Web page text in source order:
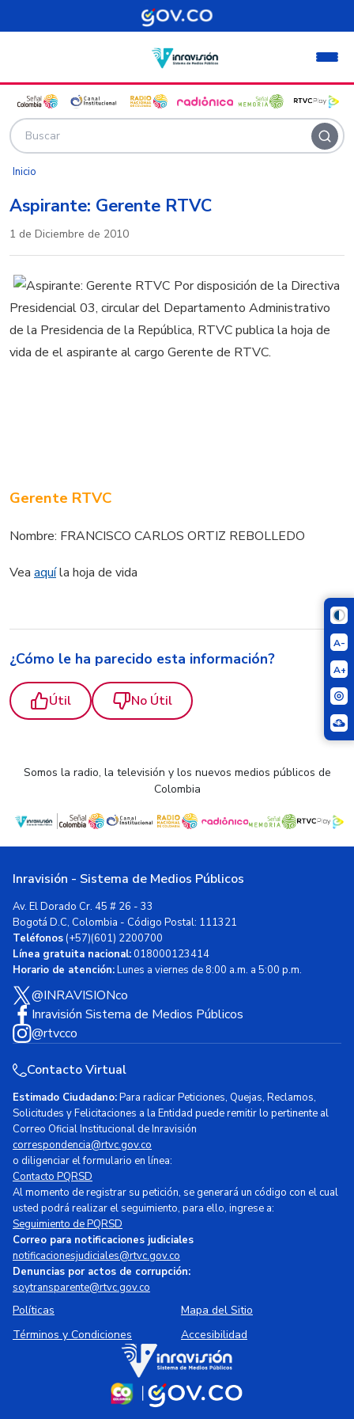
Pasar al contenido principal
A-
A+
Inicio
Aspirante: Gerente RTVC
1 de Diciembre de 2010
Por disposición de la Directiva
Presidencial 03, circular del Departamento Administrativo
de la Presidencia de la República, RTVC publica la hoja de
vida de el aspirante al cargo Gerente de RTVC.
Gerente RTVC
Nombre: FRANCISCO CARLOS ORTIZ REBOLLEDO
Vea aquíla hoja de vida
¿Cómo le ha parecido esta información?
Útil No Útil
Somos la radio, la televisión y los nuevos medios públicos de
Colombia
Inravisión - Sistema de Medios Públicos
Av. El Dorado Cr. 45 # 26 - 33
Bogotá D.C, Colombia - Código Postal: 111321
Teléfonos(+57)(601) 2200700
Línea gratuita nacional:018000123414
Horario de atención:Lunes a viernes de 8:00 a.m. a 5:00 p.m.
@INRAVISIONco
Inravisión Sistema de Medios Públicos
@rtvcco
Contacto Virtual
Estimado Ciudadano:Para radicar Peticiones, Quejas, Reclamos,
Solicitudes y Felicitaciones a la Entidad puede remitir lo pertinente al
Correo Oficial Institucional de Inravisión
correspondencia@rtvc.gov.co
o diligenciar el formulario en línea:
Contacto PQRSD
Al momento de registrar su petición, se generará un código con el cual
usted podrá realizar el seguimiento, para ello, ingrese a:
Seguimiento de PQRSD
Correo para notificaciones judiciales
notificacionesjudiciales@rtvc.gov.co
Denuncias por actos de corrupción:
soytransparente@rtvc.gov.co
Políticas
Mapa del Sitio
Términos y Condiciones
Accesibilidad